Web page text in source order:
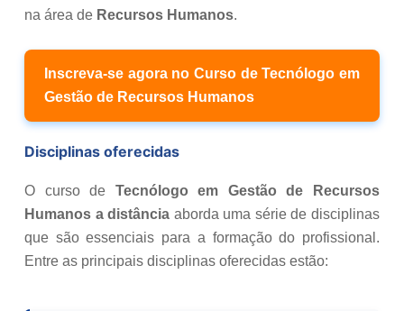
na área de Recursos Humanos.
Inscreva-se agora no Curso de Tecnólogo em
Gestão de Recursos Humanos
Disciplinas oferecidas
O curso de Tecnólogo em Gestão de Recursos
Humanos a distância aborda uma série de disciplinas
que são essenciais para a formação do profissional.
Entre as principais disciplinas oferecidas estão: